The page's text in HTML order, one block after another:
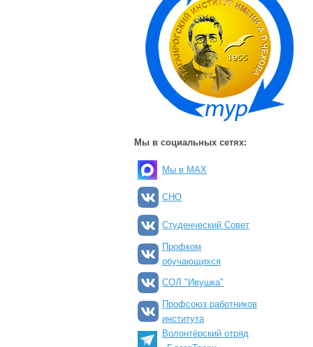
Мы в социальных сетях:
Мы в MAX
СНО
Студенческий Совет
Профком
обучающихся
СОЛ "Ивушка"
Профсоюз работников
института
Волонтёрский отряд